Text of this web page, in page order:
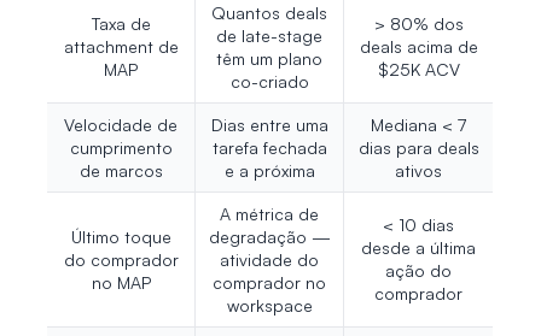
Taxa de
attachment de
MAP
Quantos deals
de late-stage
têm um plano
co-criado
> 80% dos
deals acima de
$25K ACV
Velocidade de
cumprimento
de marcos
Dias entre uma
tarefa fechada
e a próxima
Mediana < 7
dias para deals
ativos
Último toque
do comprador
no MAP
A métrica de
degradação —
atividade do
comprador no
workspace
< 10 dias
desde a última
ação do
comprador